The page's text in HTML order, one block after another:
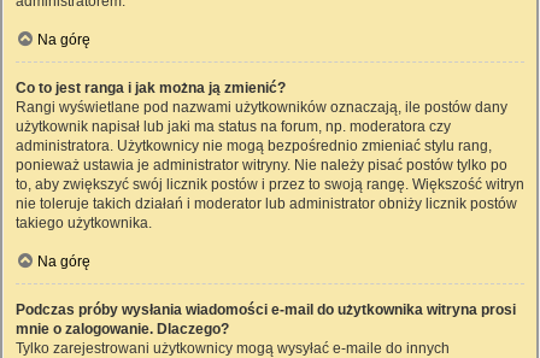
Na górę
Co to jest ranga i jak można ją zmienić?
Rangi wyświetlane pod nazwami użytkowników oznaczają, ile postów dany
użytkownik napisał lub jaki ma status na forum, np. moderatora czy
administratora. Użytkownicy nie mogą bezpośrednio zmieniać stylu rang,
ponieważ ustawia je administrator witryny. Nie należy pisać postów tylko po
to, aby zwiększyć swój licznik postów i przez to swoją rangę. Większość witryn
nie toleruje takich działań i moderator lub administrator obniży licznik postów
takiego użytkownika.
Na górę
Podczas próby wysłania wiadomości e-mail do użytkownika witryna prosi
mnie o zalogowanie. Dlaczego?
Tylko zarejestrowani użytkownicy mogą wysyłać e-maile do innych